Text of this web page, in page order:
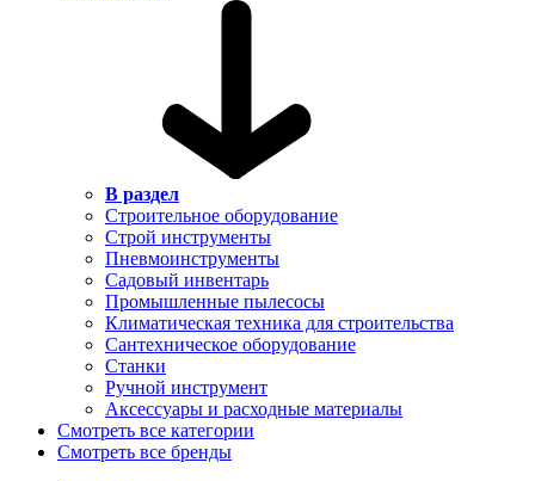
В раздел
Строительное оборудование
Строй инструменты
Пневмоинструменты
Садовый инвентарь
Промышленные пылесосы
Климатическая техника для строительства
Сантехническое оборудование
Станки
Ручной инструмент
Аксессуары и расходные материалы
Смотреть все категории
Смотреть все бренды